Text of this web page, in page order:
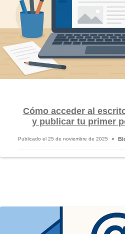
Cómo acceder al
y publicar tu primer
Publicado el 25 de noviembre de 2025